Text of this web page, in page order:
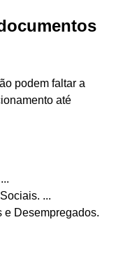
podem faltar a
até
...
e Desempregados.